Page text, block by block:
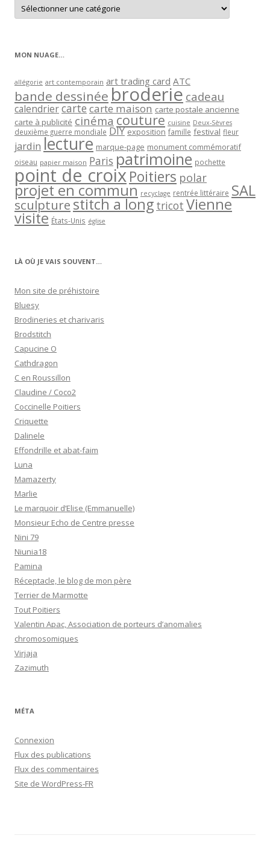
les
articles
MON NUAGE…
allégorie art contemporain art trading card ATC
bande dessinée broderie cadeau
calendriercartecarte maison carte postale ancienne
carte à publicité cinéma couture cuisine Deux-Sèvres
deuxième guerre mondiale DIY exposition famille festival fleur
jardin lecture marque-page monument commémoratif
oiseau papier maison Paris patrimoine pochette
point de croixPoitiers polar
projet en commun recyclage rentrée littéraire SAL
sculpturestitch a long tricot Vienne
visite États-Unis église
LÀ OÙ JE VAIS SOUVENT…
Mon site de préhistoire
Bluesy
Brodineries et charivaris
Brodstitch
Capucine O
Cathdragon
C en Roussillon
Claudine / Coco2
Coccinelle Poitiers
Criquette
Dalinele
Effondrille et abat-faim
Luna
Mamazerty
Marlie
Le marquoir d’Elise (Emmanuelle)
Monsieur Echo de Centre presse
Nini 79
Niunia18
Pamina
Réceptacle, le blog de mon père
Terrier de Marmotte
Tout Poitiers
Valentin Apac, Association de porteurs d’anomalies
chromosomiques
Virjaja
Zazimuth
MÉTA
Connexion
Flux des publications
Flux des commentaires
Site de WordPress-FR